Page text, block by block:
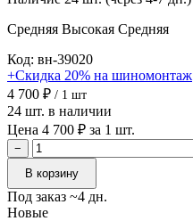
Средняя Высокая Средняя
Код: вн-39020
+Скидка 20% на шиномонтаж
4 700 ₽ / 1 шт
24 шт. в наличии
Цена 4 700 ₽ за 1 шт.
−
В корзину
Под заказ ~4 дн.
Новые